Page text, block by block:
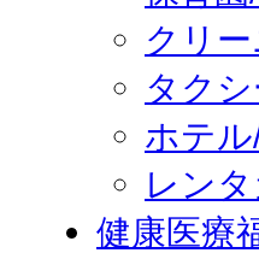
クリ
タク
ホテ
レン
健康医療